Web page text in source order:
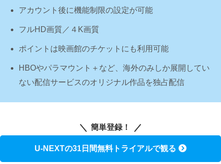
アカウント後に機能制限の設定が可能
フルHD画質／４K画質
ポイントは映画館のチケットにも利用可能
HBOやパラマウント＋など、海外のみしか展開してい
ない配信サービスのオリジナル作品を独占配信
簡単登録！
U-NEXTの31日間無料トライアルで観る